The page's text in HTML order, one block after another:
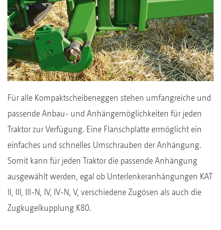
Für alle Kompaktscheibeneggen stehen umfangreiche und
passende Anbau- und Anhängemöglichkeiten für jeden
Traktor zur Verfügung. Eine Flanschplatte ermöglicht ein
einfaches und schnelles Umschrauben der Anhängung.
Somit kann für jeden Traktor die passende Anhängung
ausgewählt werden, egal ob Unterlenkeranhängungen KAT
II, III, III-N, IV, IV-N, V, verschiedene Zugösen als auch die
Zugkugelkupplung K80.